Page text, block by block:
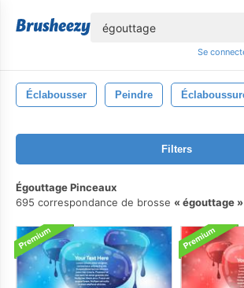
Se
Éclabousser Peindre
Filters
Égouttage Pinceaux
695 correspondance de brosse
égouttage